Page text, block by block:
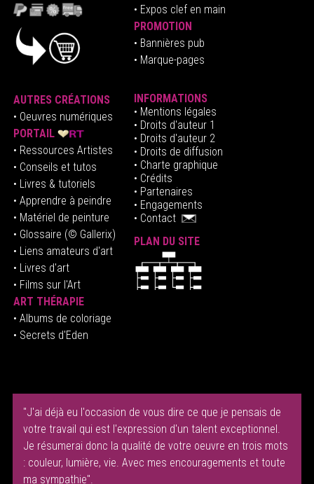
• Expos clef en main
PROMOTION
• Bannières pub
• Marque-pages
AUTRES CRÉATIONS
• Oeuvres numériques
PORTAIL
• Ressources Artistes
• Conseils et tutos
• Livres & tutoriels
• Apprendre à peindre
• Matériel de peinture
• Glossaire (© Gallerix)
• Liens amateurs d'art
• Livres d'art
• Films sur l'Art
ART THÉRAPIE
• Albums de coloriage
• Secrets d'Eden
INFORMATIONS
• Mentions légales
• Droits d'auteur1
• Droits d'auteur 2
• Droits de diffusion
• Charte graphique
• Crédits
• Partenaires
• Engagements
• Contact
PLAN DU SITE
"J'ai déjà eu l'occasion de vous dire ce que je pensais de
votre travail qui est l'expression d'un talent exceptionnel.
Je résumerai donc la qualité de votre oeuvre en trois mots
: couleur, lumière, vie. Avec mes encouragements et toute
ma sympathie".